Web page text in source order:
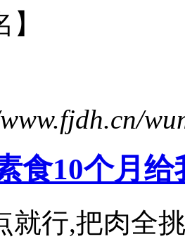
】
食10个月给
就行,把肉全